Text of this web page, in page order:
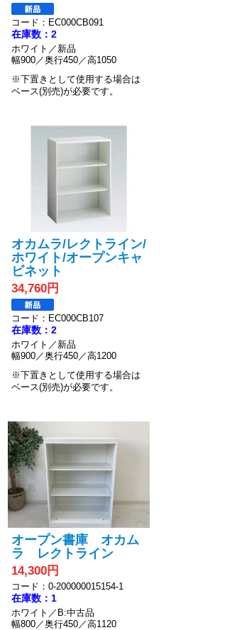
コード：EC000CB091
在庫数：2
ホワイト／新品
幅900／奥行450／高1050
※下置きとして使用する場合は
ベース(別売)が必要です。
オカムラ/レクトライン/
ホワイト/オープンキャ
ビネット
34,760円
コード：EC000CB107
在庫数：2
ホワイト／新品
幅900／奥行450／高1200
※下置きとして使用する場合は
ベース(別売)が必要です。
オープン書庫 オカム
ラ レクトライン
14,300円
コード：0-200000015154-1
在庫数：1
ホワイト／B:中古品
幅800／奥行450／高1120